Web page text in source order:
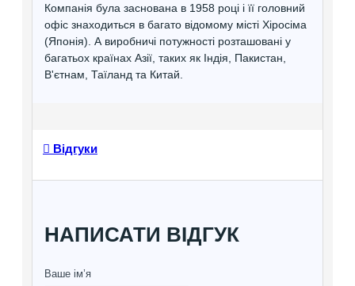
Компанія була заснована в 1958 році і її головний
офіс знаходиться в багато відомому місті Хіросіма
(Японія). А виробничі потужності розташовані у
багатьох країнах Азії, таких як Індія, Пакистан,
В'єтнам, Таїланд та Китай.
Відгуки
НАПИСАТИ ВІДГУК
Ваше ім’я